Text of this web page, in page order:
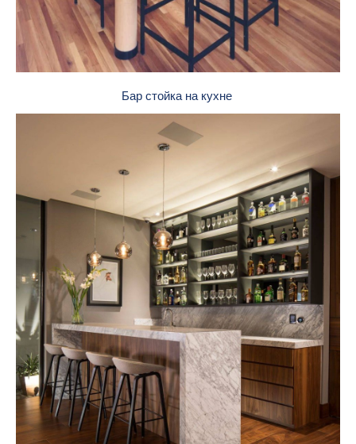
Бар стойка на кухне